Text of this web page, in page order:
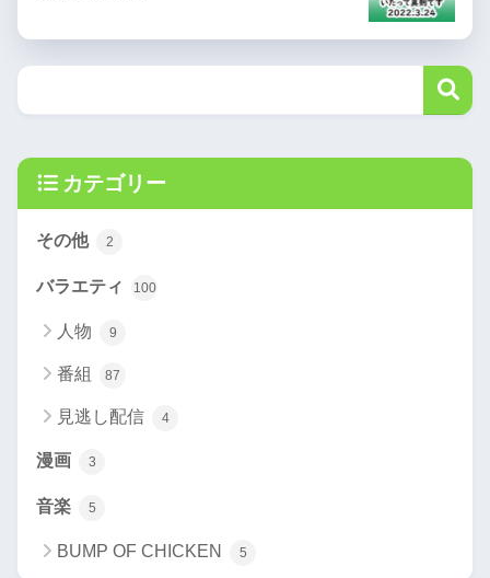
カテゴリー
その他 2
バラエティ 100
人物 9
番組 87
見逃し配信 4
漫画 3
音楽 5
BUMP OF CHICKEN 5